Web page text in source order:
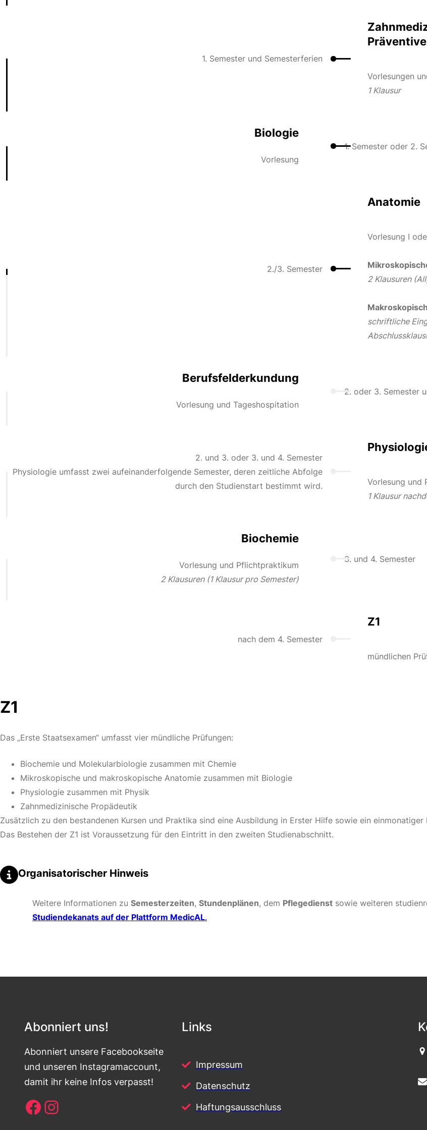
1. Semester und Semesterferien
Vorlesungen
1 Klausur
1. Semester oder 2.
Biologie
Vorlesung
2./3. Semester
Anatomie
Vorlesung I
2 Klausuren
schriftliche
2. oder 3. Semester
Berufsfelderkundung
Vorlesung und Tageshospitation
2. und 3. oder 3. und 4. Semester
Physiologie umfasst zwei aufeinanderfolgende Semester, deren zeitliche Abfolge
durch den Studienstart bestimmt wird.
Vorlesung und
1 Klausur
3. und 4. Semester
Biochemie
Vorlesung und Pflichtpraktikum
2 Klausuren (1 Klausur pro Semester)
nach dem 4. Semester
Z1
mündlichen
Z1
Das „Erste Staatsexamen“ umfasst vier mündliche Prüfungen:
Biochemie und Molekularbiologie zusammen mit Chemie
Mikroskopische und makroskopische Anatomie zusammen mit Biologie
Physiologie zusammen mit Physik
Zahnmedizinische Propädeutik
Zusätzlich zu den bestandenen Kursen und Praktika sind eine Ausbildung in Erster Hilfe sowie ein einmonatiger
Das Bestehen der Z1 ist Voraussetzung für den Eintritt in den zweiten Studienabschnitt.
Organisatorischer Hinweis
Weitere Informationen zu Semesterzeiten, Stundenplänen, dem Pflegedienst sowie weiteren
Studiendekanats auf der Plattform MedicAL.
Abonniert uns!
Abonniert unsere Facebookseite
und unseren Instagramaccount,
damit ihr keine Infos verpasst!
Facebook Instagram
Links
Impressum
Datenschutz
Haftungsausschluss